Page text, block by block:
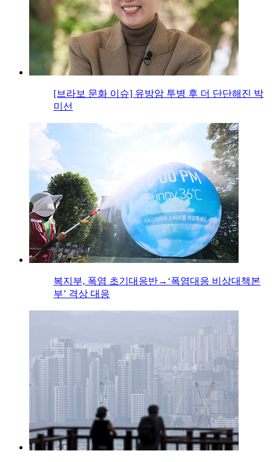
[브라보 문화 이슈] 유방암 투병 후 더 단단해진 박
미선
복지부, 폭염 초기대응반→‘폭염대응 비상대책본
부’ 격상 대응